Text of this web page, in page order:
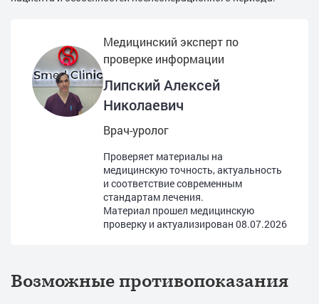
Медицинский эксперт по
проверке информации
Липский Алексей
Николаевич
Врач-уролог
Проверяет материалы на
медицинскую точность, актуальность
и соответствие современным
стандартам лечения.
Материал прошел медицинскую
проверку и актуализирован 08.07.2026
Возможные противопоказания